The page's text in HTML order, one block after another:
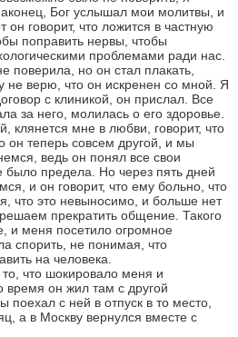
Бог услышал мои молитвы, и
он говорит, что ложится в частную
поправить нервы, чтобы
проблемами ради нас.
поверила, но он стал плакать,
не верю, что он искренен со мной. Я
с клиникой, он прислал. Все
за него, молилась о его здоровье.
клянется мне в любви, говорит, что
он теперь совсем другой, и мы
ведь он понял все свои
предела. Но через пять дней
и он говорит, что ему больно, что
что это невыносимо, и больше нет
прекратить общение. Такого
и меня посетило огромное
спорить, не понимая, что
на человека.
что шокировало меня и
время он жил там с другой
поехал с ней в отпуск в то место,
а в Москву вернулся вместе с